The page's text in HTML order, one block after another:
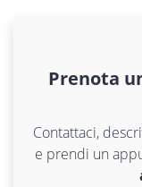
Prenota
Contattaci,
e prendi un